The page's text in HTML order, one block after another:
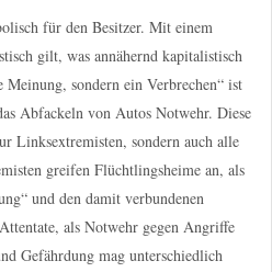
für den Besitzer. Mit einem
gilt, was annähernd kapitalistisch
Meinung, sondern ein Verbrechen“ ist
Abfackeln von Autos Notwehr. Diese
Linksextremisten, sondern auch alle
greifen Flüchtlingsheime an, als
und den damit verbundenen
als Notwehr gegen Angriffe
Gefährdung mag unterschiedlich